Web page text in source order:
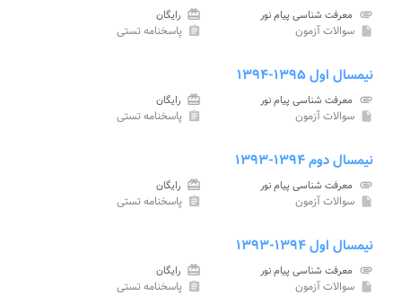
attachment معرفت شناسی پیام نور card_giftcard رایگان
insert_drive_file سوالات آزمون assignment پاسخنامه تستی
نیمسال اول ۱۳۹۵-۱۳۹۴
attachment معرفت شناسی پیام نور card_giftcard رایگان
insert_drive_file سوالات آزمون assignment پاسخنامه تستی
نیمسال دوم ۱۳۹۴-۱۳۹۳
attachment معرفت شناسی پیام نور card_giftcard رایگان
insert_drive_file سوالات آزمون assignment پاسخنامه تستی
نیمسال اول ۱۳۹۴-۱۳۹۳
attachment معرفت شناسی پیام نور card_giftcard رایگان
insert_drive_file سوالات آزمون assignment پاسخنامه تستی